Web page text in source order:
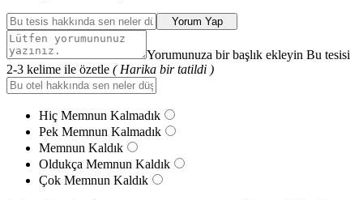
Yorum Yap
Yorumunuza bir başlık ekleyin Bu tesisi
2-3 kelime ile özetle ( Harika bir tatildi )
Hiç Memnun Kalmadık
Pek Memnun Kalmadık
Memnun Kaldık
Oldukça Memnun Kaldık
Çok Memnun Kaldık